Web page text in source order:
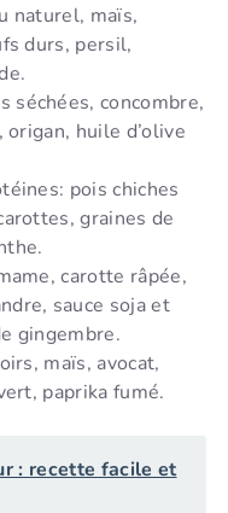
naturel, maïs,
durs, persil,
séchées, concombre,
huile d’olive
pois chiches
graines de
carotte râpée,
sauce soja et
gingembre.
maïs, avocat,
paprika fumé.
: recette facile et